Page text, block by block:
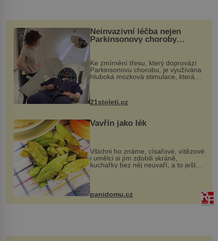
Neinvazivní léčba nejen
Parkinsonovy choroby
Ke zmírnění třesu, který doprovází
Parkinsonovu chorobu, je využívána
hluboká mozková stimulace, která
však vyžaduje vysoce invazivní
zákrok. Ultrazvuk zase není vhodný
k dostatečně přesnému zacílení ...
21stoleti.cz
Vavřín jako lék
Všichni ho známe, císařové, vítězové
i umělci si jím zdobili skráně,
kuchařky bez něj neuvaří, a to ještě
nevíte, že bobkový list může výrazně
zmírnit některé naše neduhy.
Obsahuje v malém množství ně...
panidomu.cz